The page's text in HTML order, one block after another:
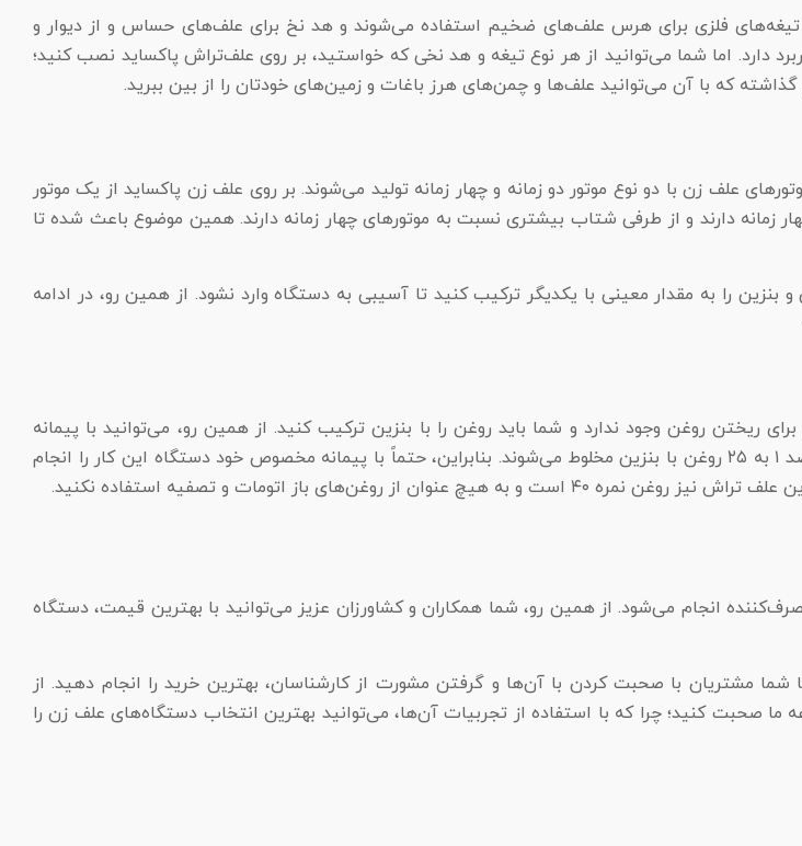
فلزی برای هرس علف‌های ضخیم استفاده می‌شوند و هد نخ برای علف‌های حساس و از دیوار و
دارد. اما شما می‌توانید از هر نوع تیغه و هد نخی که خواستید، بر روی علف‌تراش پاکساید نصب کنید؛
که با آن می‌توانید علف‌ها و چمن‌های هرز باغات و زمین‌های خودتان را از بین ببرید.
علف زن با دو نوع موتور دو زمانه و چهار زمانه تولید می‌شوند. بر روی علف زن پاکساید از یک موتور
زمانه دارند و از طرفی شتاب بیشتری نسبت به موتورهای چهار زمانه دارند. همین موضوع باعث شده تا
بنزین را به مقدار معینی با یکدیگر ترکیب کنید تا آسیبی به دستگاه وارد نشود. از همین رو، در ادامه
ریختن روغن وجود ندارد و شما باید روغن را با بنزین ترکیب کنید. از همین رو، می‌توانید با پیمانه
مخصوص خود دستگاه، روغن و بنزین را ترکیب کنید. معمولاً دستگاه‌های علف زن با درصد ۱ به ۲۵ روغن با بنزین مخلوط می‌شوند. بنابراین، حتماً با پیمانه مخصوص خود دستگاه این کار را انجام
باز اتومات و تصفیه استفاده نکنید.
انجام می‌شود. از همین رو، شما همکاران و کشاورزان عزیز می‌توانید با بهترین قیمت، دستگاه
مشتریان با صحبت کردن با آن‌ها و گرفتن مشورت از کارشناسان، بهترین خرید را انجام دهید. از
صحبت کنید؛ چرا که با استفاده از تجربیات آن‌ها، می‌توانید بهترین انتخاب دستگاه‌های علف زن را